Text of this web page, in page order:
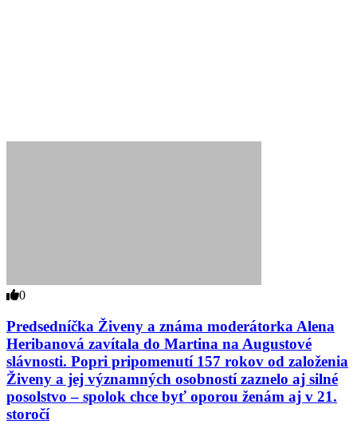
0
Predsedníčka Živeny a známa moderátorka Alena
Heribanová zavítala do Martina na Augustové
slávnosti. Popri pripomenutí 157 rokov od založenia
Živeny a jej významných osobností zaznelo aj silné
posolstvo – spolok chce byť oporou ženám aj v 21.
storočí